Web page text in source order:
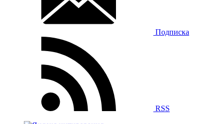
Подписка
RSS